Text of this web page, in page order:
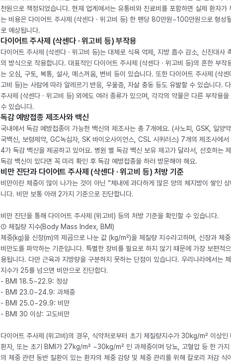
천원으로 책정되었습니다. 현재 업계에서는 유통비와 진료비를 포함하면 실제 환자가
는 비용은 다이어트 주사제 (삭센다 · 위고비 등) 한 펜당 80만원~100만원으로 형성
로 예상됩니다.
다이어트 주사제 (삭센다 · 위고비 등) 부작용
다이어트 주사제 (삭센다 · 위고비 등)는 대체로 식욕 억제, 지방 흡수 감소, 신진대사
의 방식으로 작용합니다. 대표적인 다이어트 주사제 (삭센다 · 위고비 등)의 흔한 부작
는 오심, 구토, 복통, 설사, 메스꺼움, 변비 등이 있습니다. 또한 다이어트 주사제 (삭센
고비 등)는 사람에 따라 알레르기 반응, 우울증, 자살 충동 등도 유발할 수 있습니다.
주사제 (삭센다 · 위고비 등) 외에도 여러 종류가 있으며, 각각의 약물은 다른 부작용을
수 있습니다.
독감 예방접종 제조사와 백신
국내에서 독감 예방접종이 가능한 백신의 제조사는 총 7개에요. (사노피, GSK, 일양
국백신, 보령제약, GC녹십자, SK 바이오사이언스, CSL 시퀴러스) 7개의 제조사에서
4가 독감 백신을 제공하고 있어요. 병원 별 독감 백신 보유 재고가 달라서, 선호하는
독감 백신이 있다면 꼭 미리 확인 후 독감 예방접종을 하러 방문해야 해요.
비만 진단과 다이어트 주사제 (삭센다 · 위고비 등) 처방 기준
비만이란 체중이 많이 나가는 것이 아닌 “체내에 과다하게 많은 양의 체지방이 쌓인
니다. 비만 보통 아래 2가지 기준으로 진단합니다.
비만 진단을 통해 다이어트 주사제 (위고비) 등의 처방 기준을 확인할 수 있습니다.
① 체질량 지수(Body Mass Index, BMI)
체중(kg)을 신장(m)의 제곱으로 나눈 값 (kg/m²)을 체질량 지수라고하며, 신장과 체
비만도를 파악하는 기준입니다. 특별한 장비를 필요로 하지 않기 때문에 가장 보편적
용됩니다. 다만 근육과 지방량을 구분하지 못하는 단점이 있습니다. 우리나라에서는
지수가 25를 넘으면 비만으로 진단합다.
- BMI 18.5~22.9: 정상
- BMI 23.0~24.9: 과체중
- BMI 25.0~29.9: 비만
- BMI 30 이상: 고도비만
다이어트 주사제 (위고비)의 경우, 식약처로부터 초기 체질량지수가 30kg/m² 이상인
환자, 또는 초기 BMI가 27kg/m² ~30kg/m² 인 과체중이며 당뇨, 고혈압 등 한 가지
의 체중 관련 동반 질환이 있는 환자의 체중 감량 및 체중 관리를 위해 칼로리 저감 식